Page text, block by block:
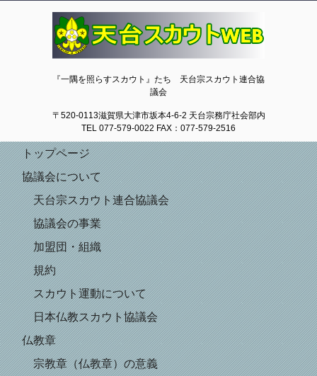
『一隅を照らすスカウト』たち 天台宗スカウト連合協
議会
〒520-0113滋賀県大津市坂本4-6-2 天台宗務庁社会部内
TEL 077-579-0022 FAX：077-579-2516
トップページ
協議会について
天台宗スカウト連合協議会
協議会の事業
加盟団・組織
規約
スカウト運動について
日本仏教スカウト協議会
仏教章
宗教章（仏教章）の意義